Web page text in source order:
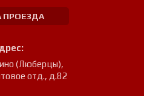
ПРОЕЗДА
(Люберцы),
отд., д.82